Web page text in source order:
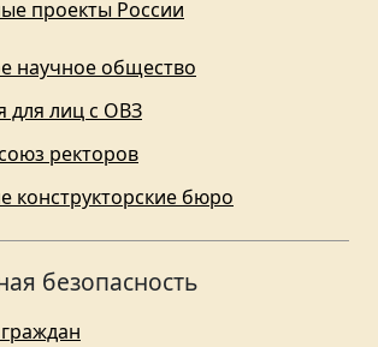
проекты России
научное общество
лиц с ОВЗ
ректоров
конструкторские бюро
безопасность